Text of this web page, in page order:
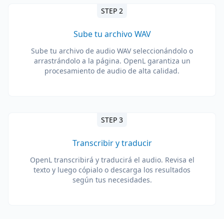
STEP 2
Sube tu archivo WAV
Sube tu archivo de audio WAV seleccionándolo o
arrastrándolo a la página. OpenL garantiza un
procesamiento de audio de alta calidad.
STEP 3
Transcribir y traducir
OpenL transcribirá y traducirá el audio. Revisa el
texto y luego cópialo o descarga los resultados
según tus necesidades.